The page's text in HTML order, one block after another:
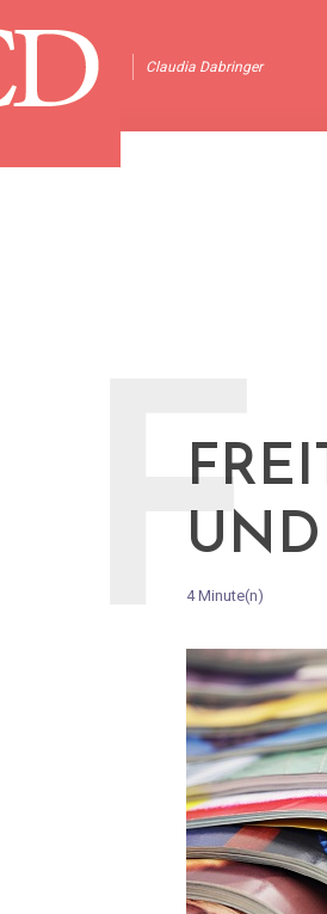
Claudia Dabringer
4 Minute(n)
F